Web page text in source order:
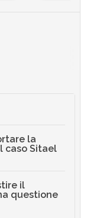
la
caso Sitael
il
questione